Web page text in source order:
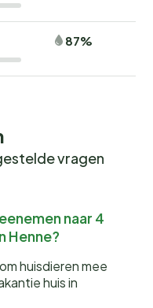
87%
vragen
naar 4
Henne?
huisdieren mee
huis in